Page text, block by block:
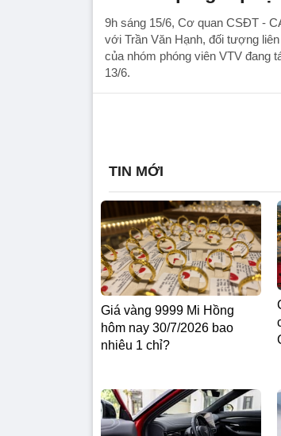
9h sáng 15/6, Cơ quan CSĐT -
với Trần Văn Hạnh, đối tượng
của nhóm phóng viên VTV đang
13/6.
TIN MỚI
Giá vàng 9999 Mi Hồng
hôm nay 30/7/2026 bao
nhiêu 1 chỉ?